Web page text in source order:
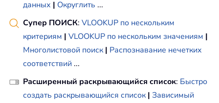
    MsgBox
"Common values
End Sub
данных | Округлить ...
Супер ПОИСК: VLOOKUP по нескольким
критериям | VLOOKUP по нескольким значениям |
Многолистовой поиск | Распознавание нечетких
соответствий ...
Расширенный раскрывающийся список: Быстро
создать раскрывающийся список | Зависимый